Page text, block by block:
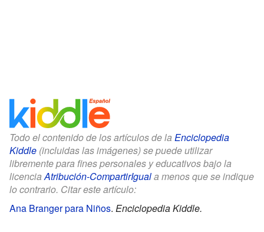
Todo el contenido de los artículos de la Enciclopedia
Kiddle (incluidas las imágenes) se puede utilizar
libremente para fines personales y educativos bajo la
licenciaAtribución-CompartirIguala menos que se indique
lo contrario. Citar este artículo:
Ana Branger para Niños. Enciclopedia Kiddle.